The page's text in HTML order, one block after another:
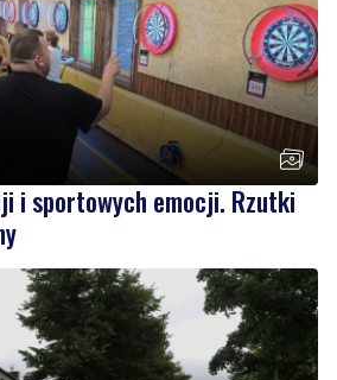
i sportowych emocji. Rzutki